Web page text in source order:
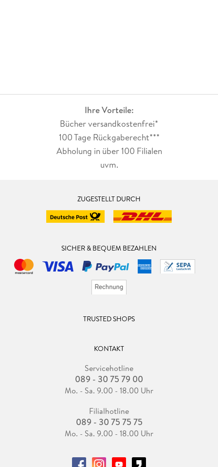
Ihre Vorteile:
Bücher versandkostenfrei*
100 Tage Rückgaberecht***
Abholung in über 100 Filialen
uvm.
ZUGESTELLT DURCH
SICHER & BEQUEM BEZAHLEN
TRUSTED SHOPS
KONTAKT
Servicehotline
089 - 30 75 79 00
Mo. - Sa. 9.00 - 18.00 Uhr
Filialhotline
089 - 30 75 75 75
Mo. - Sa. 9.00 - 18.00 Uhr